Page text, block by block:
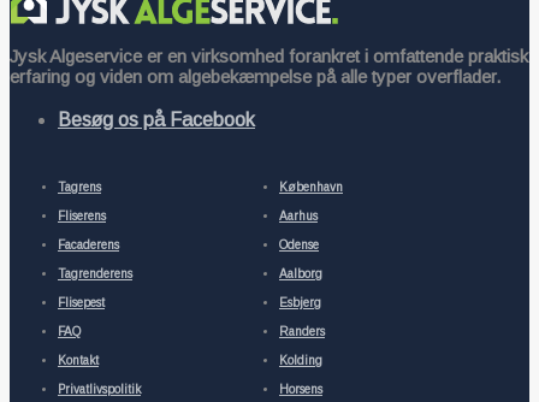
Jysk Algeservice er en virksomhed forankret i omfattende praktisk
erfaring og viden om algebekæmpelse på alle typer overflader.
Besøg os på Facebook
Tagrens
Fliserens
Facaderens
Tagrenderens
Flisepest
FAQ
Kontakt
Privatlivspolitik
København
Aarhus
Odense
Aalborg
Esbjerg
Randers
Kolding
Horsens